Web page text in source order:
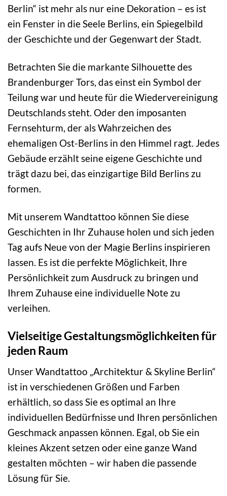
Berlin“ ist mehr als nur eine Dekoration – es ist
ein Fenster in die Seele Berlins, ein Spiegelbild
der Geschichte und der Gegenwart der Stadt.
Betrachten Sie die markante Silhouette des
Brandenburger Tors, das einst ein Symbol der
Teilung war und heute für die Wiedervereinigung
Deutschlands steht. Oder den imposanten
Fernsehturm, der als Wahrzeichen des
ehemaligen Ost-Berlins in den Himmel ragt. Jedes
Gebäude erzählt seine eigene Geschichte und
trägt dazu bei, das einzigartige Bild Berlins zu
formen.
Mit unserem Wandtattoo können Sie diese
Geschichten in Ihr Zuhause holen und sich jeden
Tag aufs Neue von der Magie Berlins inspirieren
lassen. Es ist die perfekte Möglichkeit, Ihre
Persönlichkeit zum Ausdruck zu bringen und
Ihrem Zuhause eine individuelle Note zu
verleihen.
Vielseitige Gestaltungsmöglichkeiten für
jeden Raum
Unser Wandtattoo „Architektur & Skyline Berlin“
ist in verschiedenen Größen und Farben
erhältlich, so dass Sie es optimal an Ihre
individuellen Bedürfnisse und Ihren persönlichen
Geschmack anpassen können. Egal, ob Sie ein
kleines Akzent setzen oder eine ganze Wand
gestalten möchten – wir haben die passende
Lösung für Sie.